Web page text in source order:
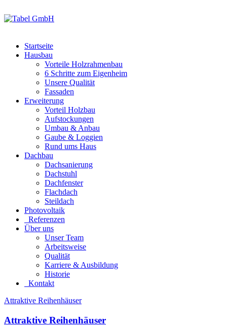
Startseite
Hausbau
Vorteile Holzrahmenbau
6 Schritte zum Eigenheim
Unsere Qualität
Fassaden
Erweiterung
Vorteil Holzbau
Aufstockungen
Umbau & Anbau
Gaube & Loggien
Rund ums Haus
Dachbau
Dachsanierung
Dachstuhl
Dachfenster
Flachdach
Steildach
Photovoltaik
Referenzen
Über uns
Unser Team
Arbeitsweise
Qualität
Karriere & Ausbildung
Historie
Kontakt
Attraktive Reihenhäuser
Attraktive Reihenhäuser